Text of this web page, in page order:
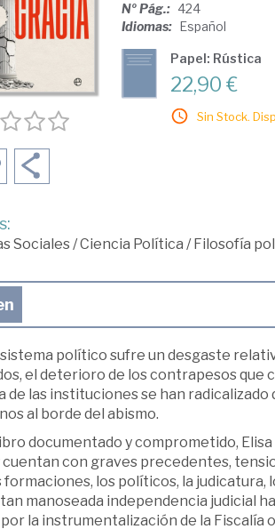
Nº Pág.: 424
Idiomas: Español
Papel: Rústica
22,90 €
Sin Stock.
Sociales/Ciencia Política /Filosofía
político sufre un desgaste
el deterioro de los contrapesos que
de las instituciones se han
al borde del abismo.
documentado y comprometido,
cuentan con graves precedentes,
formaciones, los políticos, la
tan manoseada independencia judicial
la instrumentalización de la